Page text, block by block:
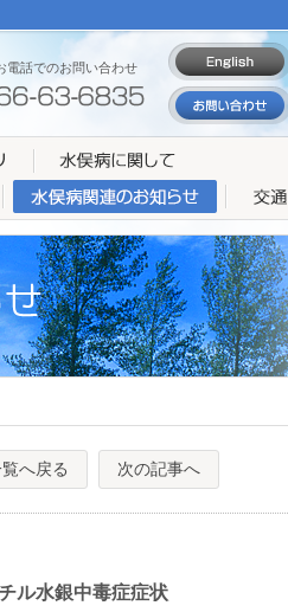
電話でのお問い合わせ
へ戻る 次の記事へ
ル水銀中毒症症状